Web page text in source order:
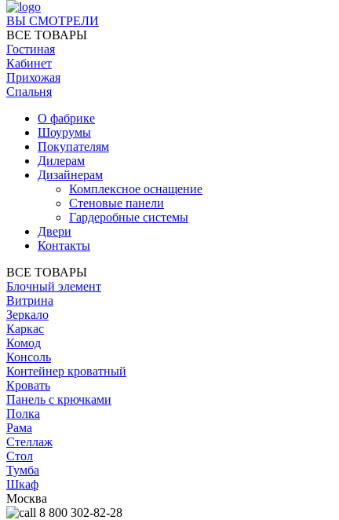
ВЫ СМОТРЕЛИ
ВСЕ ТОВАРЫ
Гостиная
Кабинет
Прихожая
Спальня
О фабрике
Шоурумы
Покупателям
Дилерам
Дизайнерам
Комплексное оснащение
Стеновые панели
Гардеробные системы
Двери
Контакты
ВСЕ ТОВАРЫ
Блочный элемент
Витрина
Зеркало
Каркас
Комод
Консоль
Контейнер кроватный
Кровать
Панель с крючками
Полка
Рама
Стеллаж
Стол
Тумба
Шкаф
Москва
8 800 302-82-28